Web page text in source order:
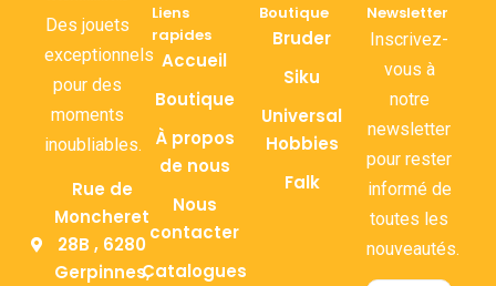
Des jouets
exceptionnels
pour des
moments
inoubliables.
Rue de
Moncheret
28B , 6280
Gerpinnes,
Liens
rapides
Accueil
Boutique
À propos
de nous
Nous
contacter
Catalogues
Boutique
Bruder
Siku
Universal
Hobbies
Falk
Newsletter
Inscrivez-
vous à
notre
newsletter
pour rester
informé de
toutes les
nouveautés.